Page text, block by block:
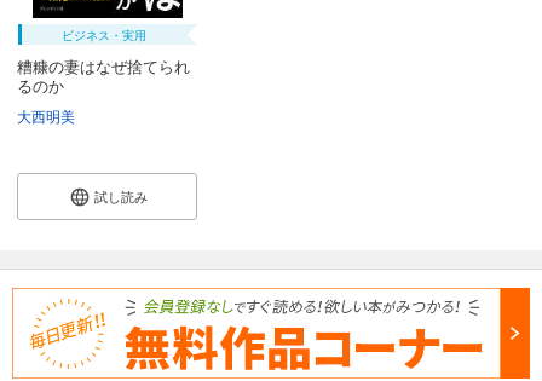
ビジネス・実用
糟糠の妻はなぜ捨てられ
るのか
大西明美
試し読み